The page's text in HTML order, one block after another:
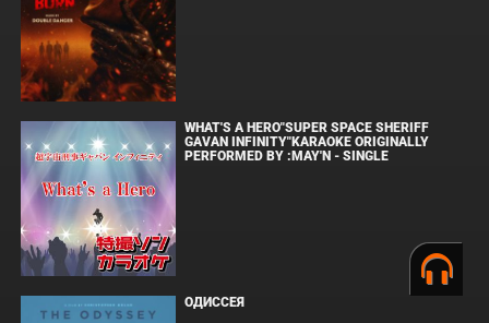
WHAT'S A HERO"SUPER SPACE SHERIFF
GAVAN INFINITY"KARAOKE ORIGINALLY
PERFORMED BY :MAY'N - SINGLE
ОДИССЕЯ